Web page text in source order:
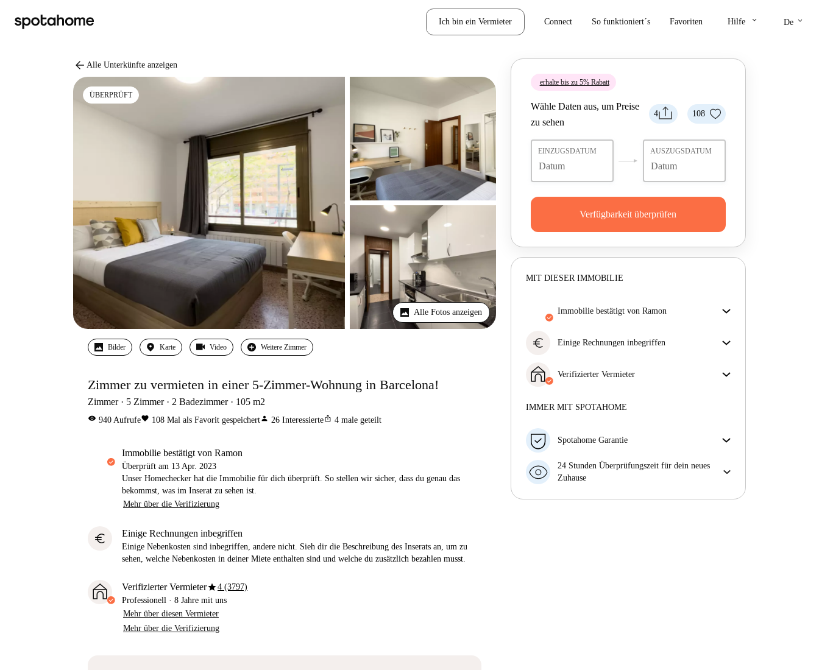
Ich bin ein Vermieter Connect So funktioniert´s Favoriten Hilfe keyboard_arrow_down De keyboard_arrow_down
arrow_back Alle Unterkünfte anzeigen
ÜBERPRÜFT
Alle Fotos anzeigen
Bilder Karte Video Weitere Zimmer
Zimmer zu vermieten in einer 5-Zimmer-Wohnung in Barcelona!
Zimmer 5 Zimmer 2 Badezimmer 105 m2
visibility 940 Aufrufefavorite 108 Mal als Favorit gespeichertperson 26 Interessierteios_share 4 male geteilt
Immobilie bestätigt von Ramon
Überprüft am 13 Apr. 2023
Unser Homechecker hat die Immobilie für dich überprüft. So stellen wir sicher, dass du genau das
bekommst, was im Inserat zu sehen ist.
Mehr über die Verifizierung
euro Einige Rechnungen inbegriffen
Einige Nebenkosten sind inbegriffen, andere nicht. Sieh dir die Beschreibung des Inserats an, um zu
sehen, welche Nebenkosten in deiner Miete enthalten sind und welche du zusätzlich bezahlen musst.
Verifizierter Vermieterstar4 (3797)
Professionell · 8 Jahre mit uns
Mehr über diesen Vermieter
Mehr über die Verifizierung
erhalte bis zu 5% Rabatt
4 108
Wähle Daten aus, um Preise
zu sehen
EINZUGSDATUM AUSZUGSDATUM
Verfügbarkeit überprüfen
MIT DIESER IMMOBILIE
Immobilie bestätigt von Ramon
überprüft. So stellen wir sicher, dass du genau das
Mehr über die Verifizierung
euro Einige Rechnungen inbegriffen
Sieh dir die Beschreibung des Inserats an, um zu
sehen, welche Nebenkosten in deiner Miete enthalten
Verifizierter Vermieter
Mehr über diesen Vermieter
IMMER MIT SPOTAHOME
Spotahome Garantie
Falls der Vermieter deine Buchung kurzfristig
storniert, werden wir dir entweder A) ein Hotel
finden oder B) den gezahlten Betrag vollständig
24 Stunden Überprüfungszeit für dein neues
Zuhause